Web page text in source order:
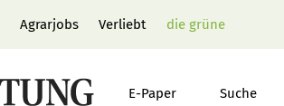
Agrarjobs Verliebt die grüne
E-Paper Suche